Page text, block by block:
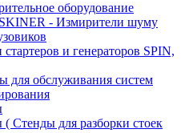
оборудование
- Измирители шуму
и генераторов SPIN,
для обслуживания систем
( Стенды для разборки стоек